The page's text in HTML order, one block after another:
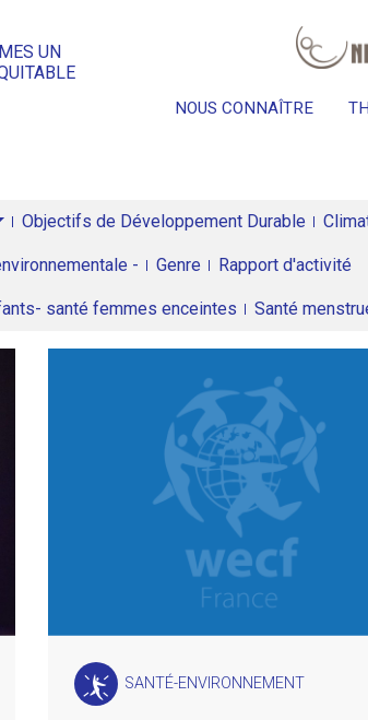
UN
NOUS CONNAÎTRE
Objectifs de Développement Durable
- Genre Rapport d'activité
santé femmes enceintes Santé
SANTÉ-ENVIRONNEMENT